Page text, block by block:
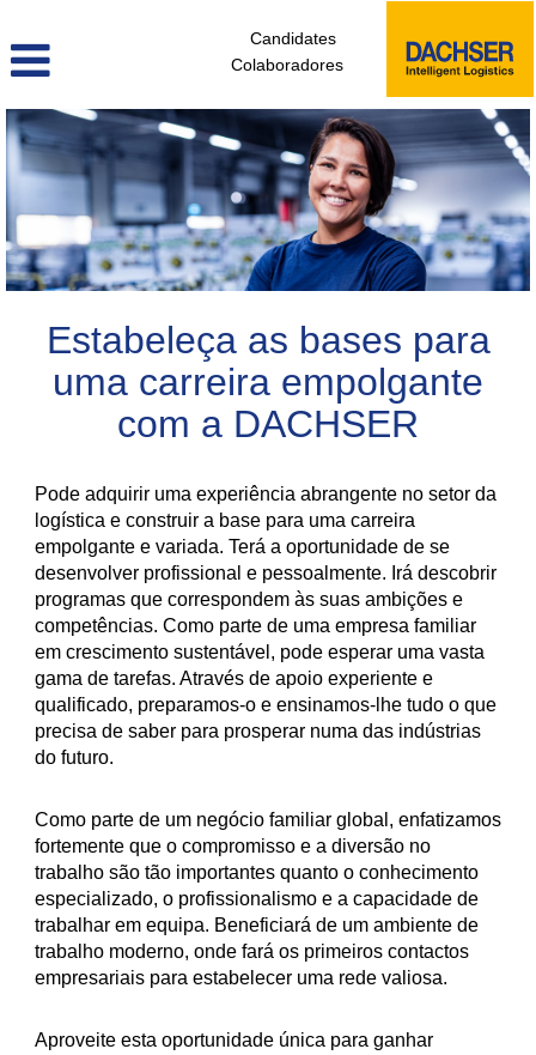
Candidates
Colaboradores
colaboradores_sem_experiencia_pt
Estabeleça as bases para
uma carreira empolgante
com a DACHSER
Pode adquirir uma experiência abrangente no setor da
logística e construir a base para uma carreira
empolgante e variada. Terá a oportunidade de se
desenvolver profissional e pessoalmente. Irá descobrir
programas que correspondem às suas ambições e
competências. Como parte de uma empresa familiar
em crescimento sustentável, pode esperar uma vasta
gama de tarefas. Através de apoio experiente e
qualificado, preparamos-o e ensinamos-lhe tudo o que
precisa de saber para prosperar numa das indústrias
do futuro.
Como parte de um negócio familiar global, enfatizamos
fortemente que o compromisso e a diversão no
trabalho são tão importantes quanto o conhecimento
especializado, o profissionalismo e a capacidade de
trabalhar em equipa. Beneficiará de um ambiente de
trabalho moderno, onde fará os primeiros contactos
empresariais para estabelecer uma rede valiosa.
Aproveite esta oportunidade única para ganhar